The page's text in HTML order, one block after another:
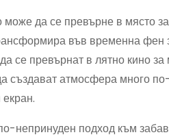
може да се превърне в място
във временна фен
се превърнат в лятно кино
създават атмосфера много
непринуден подход към